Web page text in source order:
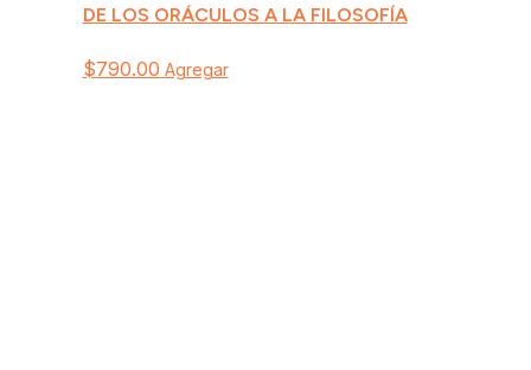
DE LOS ORÁCULOS A LA FILOSOFÍA
$790.00 Agregar